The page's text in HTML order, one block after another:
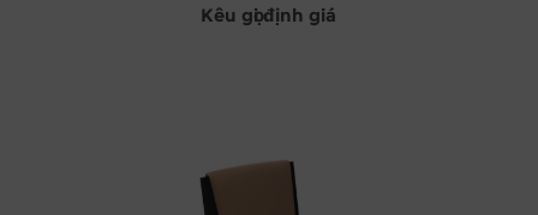
Kêu gọi định giá